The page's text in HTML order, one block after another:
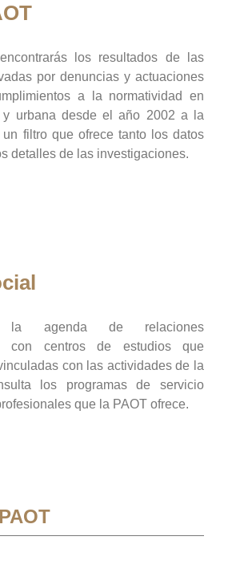
los resultados de las
por denuncias y actuaciones
a la normatividad en
y urbana desde el año 2002 a la
filtro que ofrece tanto los datos
detalles de las investigaciones.
la agenda de relaciones
con centros de estudios que
con las actividades de la
los programas de servicio
que la PAOT ofrece.